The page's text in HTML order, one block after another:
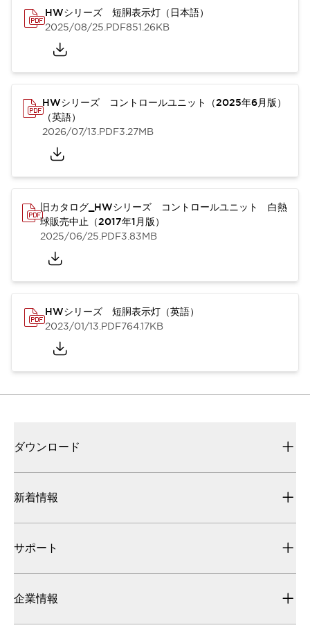
HWシリーズ 短胴表示灯（日本語）
2025/08/25.PDF851.26KB
HWシリーズ コントロールユニット（2025年6月版）
（英語）
2026/07/13.PDF3.27MB
旧カタログ_HWシリーズ コントロールユニット 白熱
球販売中止（2017年1月版）
2025/06/25.PDF3.83MB
HWシリーズ 短胴表示灯（英語）
2023/01/13.PDF764.17KB
ダウンロード
新着情報
サポート
企業情報